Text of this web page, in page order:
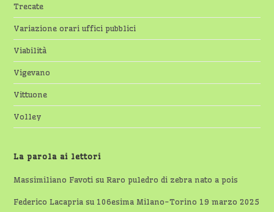
Trecate
Variazione orari uffici pubblici
Viabilità
Vigevano
Vittuone
Volley
La parola ai lettori
Massimiliano Favoti suRaro puledro di zebra nato a pois
Federico Lacapria su 106esima Milano-Torino 19 marzo 2025